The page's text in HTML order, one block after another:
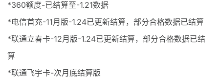
*360额度-已结算至-1.21数据
*电信首充-11月版-1.24已更新结算，部分合格数据已结算
*联通立春卡-12月版-1.24已更新结算，部分合格数据已结
算
*联通飞宇卡-次月底结算版